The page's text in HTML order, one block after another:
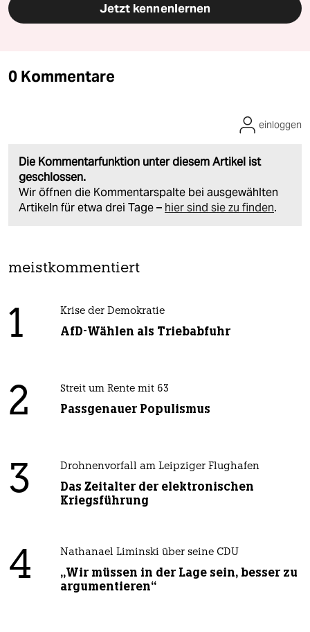
Jetzt kennenlernen
0 Kommentare
Die Kommentarfunktion unter diesem Artikel ist
geschlossen.
Wir öffnen die Kommentarspalte bei ausgewählten
Artikeln für etwa drei Tage – hier sind sie zu finden.
einloggen
meistkommentiert
1 Krise der Demokratie
AfD-Wählen als Triebabfuhr
2 Streit um Rente mit 63
Passgenauer Populismus
3 Drohnenvorfall am Leipziger Flughafen
Das Zeitalter der elektronischen
Kriegsführung
4 Nathanael Liminski über seine CDU
„Wir müssen in der Lage sein, besser zu
argumentieren“